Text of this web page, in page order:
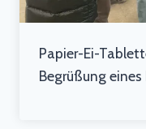
Papier-Ei-
Begrüßung